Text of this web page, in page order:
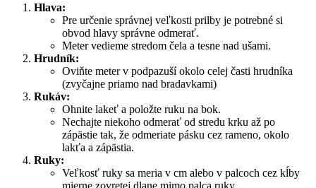
Hlava:
Pre určenie správnej veľkosti prilby je potrebné si
obvod hlavy správne odmerať.
Meter vedieme stredom čela a tesne nad ušami.
Hrudník:
Oviňte meter v podpazuší okolo celej časti hrudníka
(zvyčajne priamo nad bradavkami)
Rukáv:
Ohnite lakeť a položte ruku na bok.
Nechajte niekoho odmerať od stredu krku až po
zápästie tak, že odmeriate pásku cez rameno, okolo
lakťa a zápästia.
Ruky:
Veľkosť ruky sa meria v cm alebo v palcoch cez kĺby
mierne zovretej dlane mimo palca ruky..